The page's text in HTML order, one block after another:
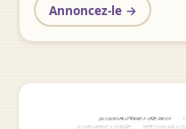
Annoncez-le →